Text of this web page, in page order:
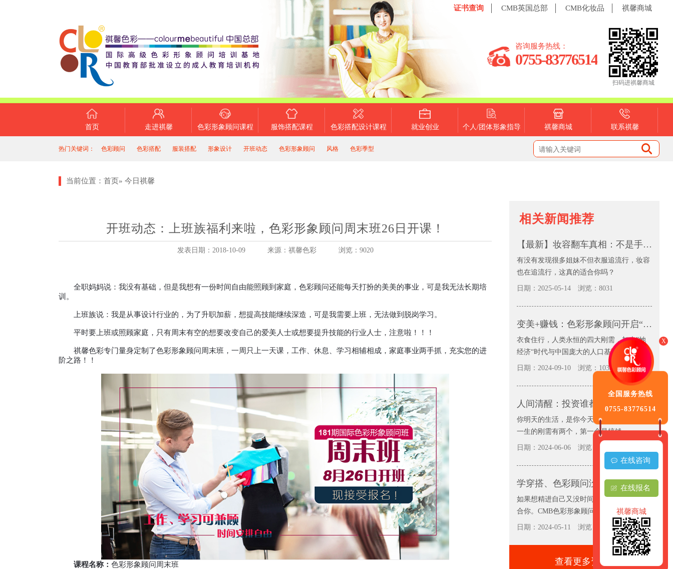
证书查询 CMB英国总部 CMB化妆品 祺馨商城
咨询服务热线：
0755-83776514
扫码进祺馨商城
首页 走进祺馨 色彩形象顾问课程 服饰搭配课程 色彩搭配设计课程 就业创业 个人/团体形象指导 祺馨商城 联系祺馨
热门关键词： 色彩顾问 色彩搭配 服装搭配 形象设计 开班动态 色彩形象顾问 风格 色彩季型
当前位置： 首页» 今日祺馨
开班动态：上班族福利来啦，色彩形象顾问周末班26日开课！
发表日期：2018-10-09 来源：祺馨色彩 浏览：9020
全职妈妈说：我没有基础，但是我想有一份时间自由能照顾到家庭，色彩顾问还能每天打扮的美美的事业，可是我无法长期培
训。
上班族说：我是从事设计行业的，为了升职加薪，想提高技能继续深造，可是我需要上班，无法做到脱岗学习。
平时要上班或照顾家庭，只有周末有空的想要改变自己的爱美人士或想要提升技能的行业人士，注意啦！！！
祺馨色彩专门量身定制了色彩形象顾问周末班，一周只上一天课，工作、休息、学习相辅相成，家庭事业两手抓，充实您的进
阶之路！！
课程名称： 色彩形象顾问周末班
相关新闻推荐
【最新】妆容翻车真相：不是手残，是没有选对你的彩妆
有没有发现很多姐妹不但衣服追流行，妆容
也在追流行，这真的适合你吗？
日期：2025-05-14 浏览：8031
变美+赚钱：色彩形象顾问开启“钞”能力
衣食住行，人类永恒的四大刚需，加上”她
经济“时代与中国庞大的人口基数，...
日期：2024-09-10 浏览：10338
人间清醒：投资谁都不如投资自己
你明天的生活，是你今天选择的结果。女人
一生的刚需有两个，第一个是搞钱，...
日期：2024-06-06 浏览：9613
学穿搭、色彩顾问没时间，周末班“龙”重来袭
如果想精进自己又没时间，周末班一定很适
合你。CMB色彩形象顾问周末班2...
日期：2024-05-11 浏览：10076
查看更多资讯+
X
全国服务热线
0755-83776514
在线咨询
在线报名
祺馨商城